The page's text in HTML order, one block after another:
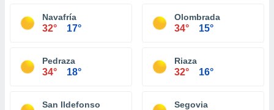
Navafría
32° 17°
Olombrada
34° 15°
Pedraza
34° 18°
Riaza
32° 16°
San Ildefonso Segovia